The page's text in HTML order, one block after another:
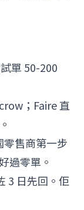
單 50-200
；Faire 直
零售商第一步
過零單。
3 日先回。佢